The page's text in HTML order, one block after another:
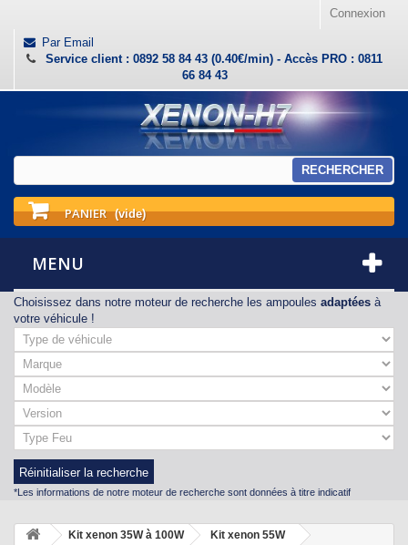
Connexion
Par Email
Service client : 0892 58 84 43 (0.40€/min) - Accès PRO : 0811
66 84 43
RECHERCHER
PANIER (vide)
MENU
Choisissez dans notre moteur de recherche les ampoules adaptées à
votre véhicule !
Réinitialiser la recherche
*Les informations de notre moteur de recherche sont données à titre indicatif
Kit xenon 35W à 100W
Kit xenon 55W